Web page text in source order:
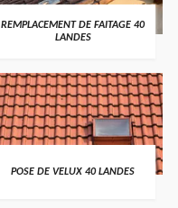
REMPLACEMENT DE FAITAGE 40
LANDES
POSE DE VELUX 40 LANDES